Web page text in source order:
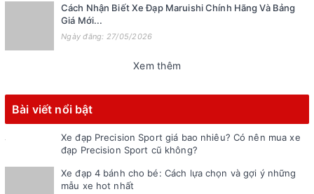
Cách Nhận Biết Xe Đạp Maruishi Chính Hãng Và Bảng
Giá Mới...
Ngày đăng: 27/05/2026
Xem thêm
Bài viết nổi bật
Xe đạp Precision Sport giá bao nhiêu? Có nên mua xe
đạp Precision Sport cũ không?
Xe đạp 4 bánh cho bé: Cách lựa chọn và gợi ý những
mẫu xe hot nhất